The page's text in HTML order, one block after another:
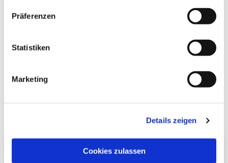
Präferenzen
Statistiken
Marketing
Details zeigen
Cookies zulassen
Bitte akzeptieren Sie Marketing-Cookies,
um diese Karte anzuzeigen.